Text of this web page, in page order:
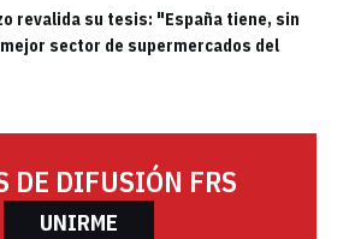
revalida su tesis: "España tiene, sin
sector de supermercados del
DE DIFUSIÓN FRS
UNIRME